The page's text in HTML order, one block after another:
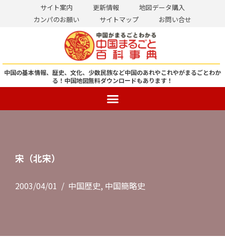
ン
ツ
ス
サイト案内 更新情報
地図データ購入
カンパのお願い
サイトマップ お問い合せ
中国の基本情報、歴史、文化、少数民族など中国のあれやこれやがまるごとわか
る！ 中国地図無料ダウンロードもあります！
宋（北宋）
2003/04/01 中国歴史, 中国簡略史